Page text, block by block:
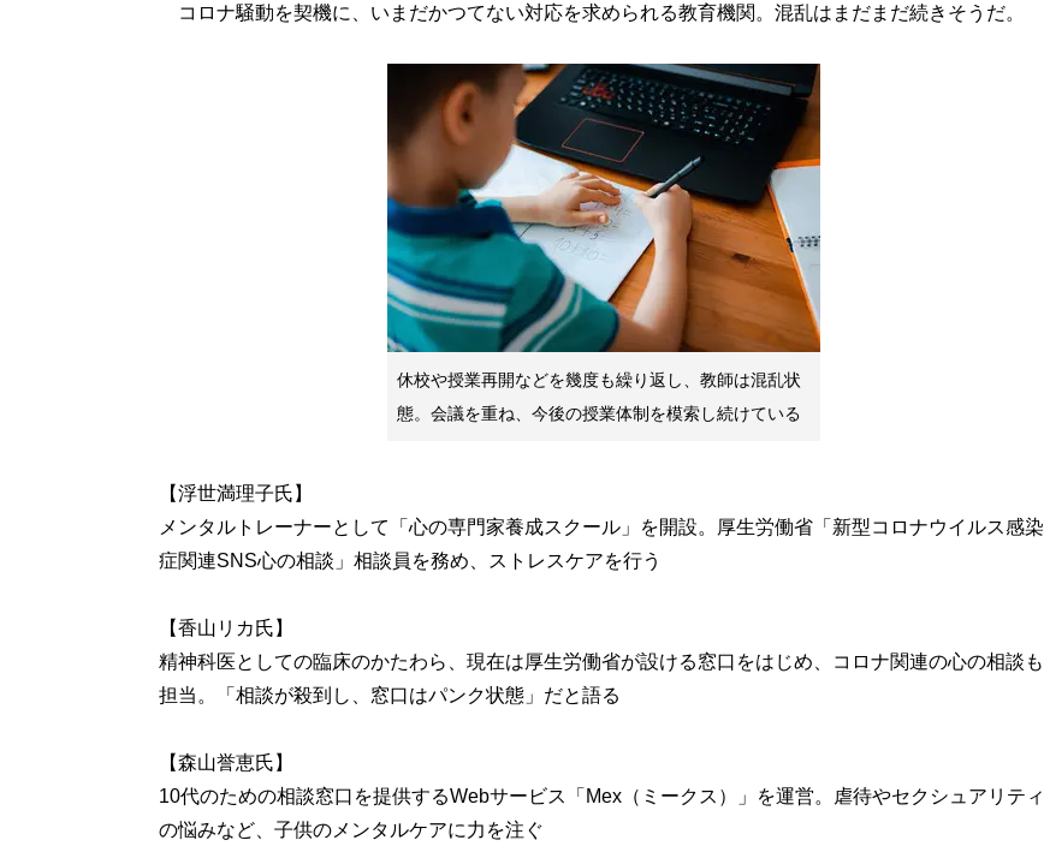
コロナ騒動を契機に、いまだかつてない対応を求められる教育機関。混乱はまだまだ続きそうだ。
休校や授業再開などを幾度も繰り返し、教師は混乱状
態。会議を重ね、今後の授業体制を模索し続けている
【浮世満理子氏】
メンタルトレーナーとして「心の専門家養成スクール」を開設。厚生労働省「新型コロナウイルス感染
症関連SNS心の相談」相談員を務め、ストレスケアを行う
【香山リカ氏】
精神科医としての臨床のかたわら、現在は厚生労働省が設ける窓口をはじめ、コロナ関連の心の相談も
担当。「相談が殺到し、窓口はパンク状態」だと語る
【森山誉恵氏】
10代のための相談窓口を提供するWebサービス「Mex（ミークス）」を運営。虐待やセクシュアリティ
の悩みなど、子供のメンタルケアに力を注ぐ